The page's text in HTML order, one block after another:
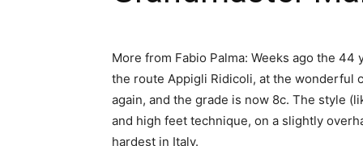
More from Fabio Palma: Weeks ago the
the route Appigli Ridicoli, at the wonderful
again, and the grade is now 8c. The style
and high feet technique, on a slightly
hardest in Italy.